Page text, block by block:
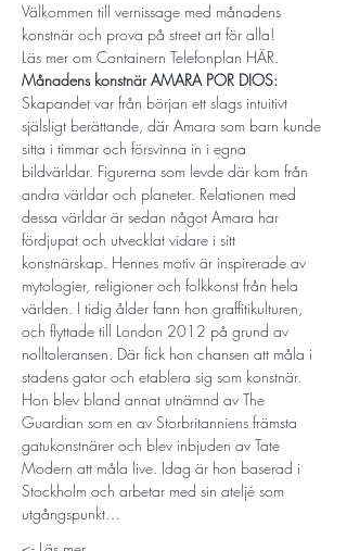
Välkommen till vernissage med månadens
konstnär och prova på street art för alla!
Läs mer om Containern Telefonplan HÄR.
Månadens konstnär AMARA POR DIOS:
Skapandet var från början ett slags intuitivt
själsligt berättande, där Amara som barn kunde
sitta i timmar och försvinna in i egna
bildvärldar. Figurerna som levde där kom från
andra världar och planeter. Relationen med
dessa världar är sedan något Amara har
fördjupat och utvecklat vidare i sitt
konstnärskap. Hennes motiv är inspirerade av
mytologier, religioner och folkkonst från hela
världen. I tidig ålder fann hon graffitikulturen,
och flyttade till London 2012 på grund av
nolltoleransen. Där fick hon chansen att måla i
stadens gator och etablera sig som konstnär.
Hon blev bland annat utnämnd av The
Guardian som en av Storbritanniens främsta
gatukonstnärer och blev inbjuden av Tate
Modern att måla live. Idag är hon baserad i
Stockholm och arbetar med sin ateljé som
utgångspunkt…